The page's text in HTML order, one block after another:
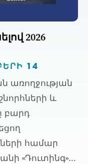
2026
14
առողջության
և
բարդ
համար
«Դուտինգ»...